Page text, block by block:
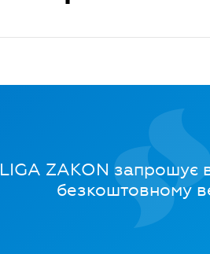
LIGA ZAKON запрошує
безкоштовному